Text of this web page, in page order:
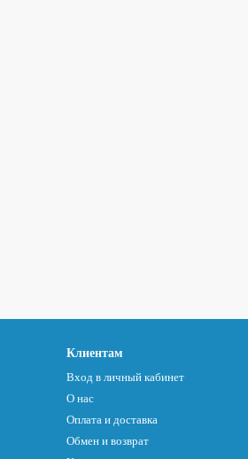
Клиентам
Вход в личный кабинет
О нас
Оплата и доставка
Обмен и возврат